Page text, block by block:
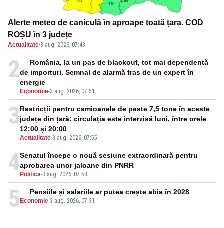
Alerte meteo de caniculă în aproape toată țara. COD
ROȘU în 3 județe
Actualitate·3 aug. 2026, 07:48
2
Economie-3 aug. 2026, 07:51
România, la un pas de blackout, tot mai dependentă
de importuri. Semnal de alarmă tras de un expert în
energie
3
Actualitate-3 aug. 2026, 07:55
Restricții pentru camioanele de peste 7,5 tone în aceste
județe din țară: circulația este interzisă luni, între orele
12:00 și 20:00
4 Politica-3 aug. 2026, 07:58
Senatul începe o nouă sesiune extraordinară pentru
aprobarea unor jaloane din PNRR
5 Economie-3 aug. 2026, 07:31
Pensiile și salariile ar putea crește abia în 2028